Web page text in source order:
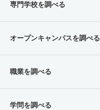
専門学校を調べる
オープンキャンパスを調べる
職業を調べる
学問を調べる